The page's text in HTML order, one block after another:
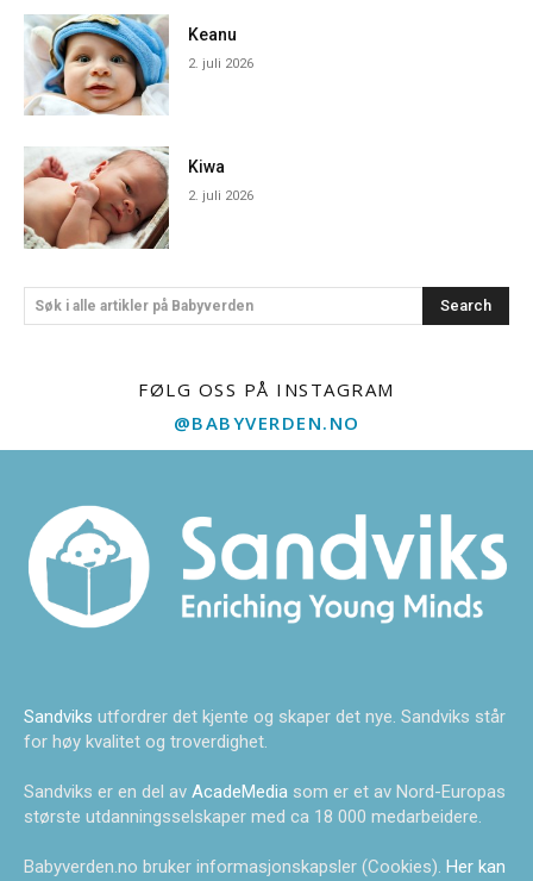
Keanu
2. juli 2026
Kiwa
2. juli 2026
Søk i alle artikler på Babyverden Search
FØLG OSS PÅ INSTAGRAM
@BABYVERDEN.NO
Sandviks utfordrer det kjente og skaper det nye. Sandviks står
for høy kvalitet og troverdighet.
Sandviks er en del av AcadeMedia som er et av Nord-Europas
største utdanningsselskaper med ca 18 000 medarbeidere.
Babyverden.no bruker informasjonskapsler (Cookies). Her kan